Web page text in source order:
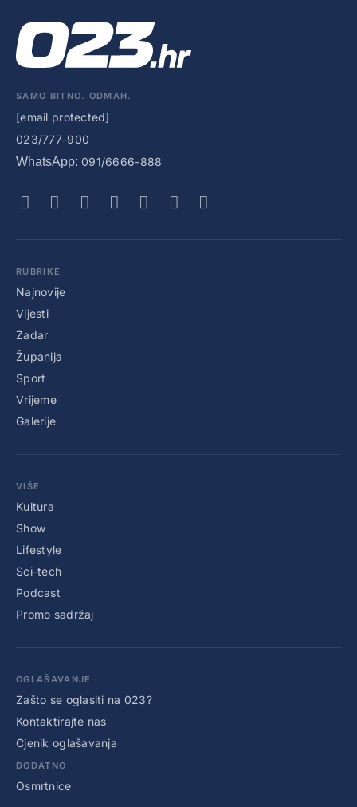
SAMO BITNO. ODMAH.
[email protected]
023/777-900
WhatsApp: 091/6666-888
RUBRIKE
Najnovije
Vijesti
Zadar
Županija
Sport
Vrijeme
Galerije
VIŠE
Kultura
Show
Lifestyle
Sci-tech
Podcast
Promo sadržaj
OGLAŠAVANJE
Zašto se oglasiti na 023?
Kontaktirajte nas
Cjenik oglašavanja
DODATNO
Osmrtnice